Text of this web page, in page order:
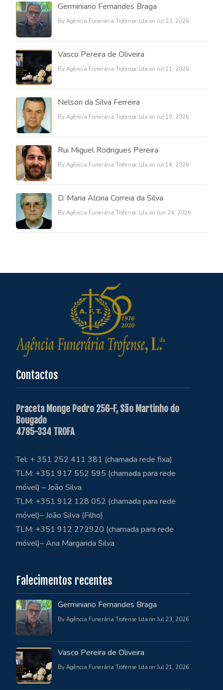
Germiniano Fernandes Braga
By Agência Funerária Trofense Lda on Jul 23, 2026
Vasco Pereira de Oliveira
By Agência Funerária Trofense Lda on Jul 21, 2026
Nelson da Silva Ferreira
By Agência Funerária Trofense Lda on Jul 19, 2026
Rui Miguel Rodrigues Pereira
By Agência Funerária Trofense Lda on Jul 14, 2026
D. Maria Alcina Correia da Silva
By Agência Funerária Trofense Lda on Jun 24, 2026
Contactos
Praceta Monge Pedro 256-F, São Martinho do
Bougado
4785-334 TROFA
Tel: + 351 252 411 381 (chamada rede fixa)
TLM: +351 917 552 595 (chamada para rede
móvel) – João Silva
TLM: +351 912 128 052 (chamada para rede
móvel)– João Silva (Filho)
TLM: +351 912 272920 (chamada para rede
móvel)– Ana Margarida Silva
Falecimentos recentes
Germiniano Fernandes Braga
By Agência Funerária Trofense Lda on Jul 23, 2026
Vasco Pereira de Oliveira
By Agência Funerária Trofense Lda on Jul 21, 2026